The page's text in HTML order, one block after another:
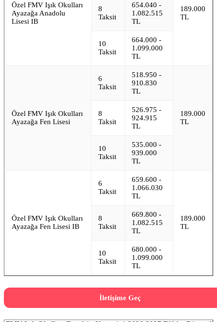
Özel FMV Işık Okulları
Ayazağa Anadolu
Lisesi IB
189.000
TL
8
Taksit
654.040 -
1.082.515
TL
10
Taksit
664.000 -
1.099.000
TL
Özel FMV Işık Okulları
Ayazağa Fen Lisesi
6
Taksit
518.950 -
910.830
TL
189.000
TL
8
Taksit
526.975 -
924.915
TL
10
Taksit
535.000 -
939.000
TL
Özel FMV Işık Okulları
Ayazağa Fen Lisesi IB
6
Taksit
659.600 -
1.066.030
TL
189.000
TL
8
Taksit
669.800 -
1.082.515
TL
10
Taksit
680.000 -
1.099.000
TL
İletişime Geç